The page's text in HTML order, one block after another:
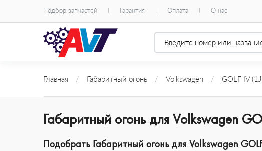
Подбор запчастей Гарантия Оплата О нас
Главная / Габаритный огонь / Volkswagen / GOLF IV
Габаритный огонь для Volkswagen
Подобрать Габаритный огонь для Volkswagen